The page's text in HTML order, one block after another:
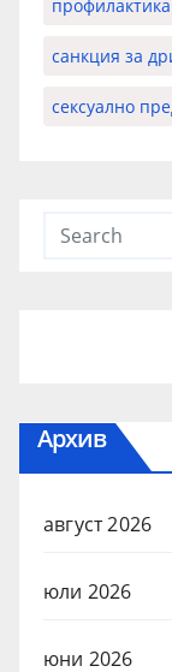
санкция за
сексуално
Архив
август 2026
юли 2026
юни 2026